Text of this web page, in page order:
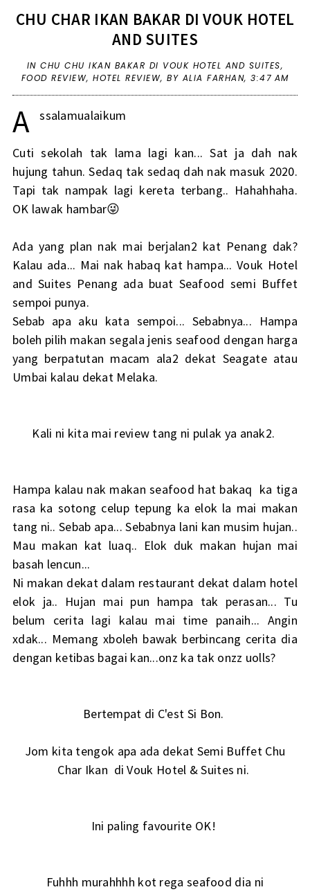
CHU CHAR IKAN BAKAR DI VOUK HOTEL
AND SUITES
INCHU CHU IKAN BAKAR DI VOUK HOTEL AND SUITES,
FOOD REVIEW, HOTEL REVIEW, BY ALIA FARHAN, 3:47 AM
A ssalamualaikum
Cuti sekolah tak lama lagi kan... Sat ja dah nak
hujung tahun. Sedaq tak sedaq dah nak masuk 2020.
Tapi tak nampak lagi kereta terbang.. Hahahhaha.
OK lawak hambar😜
Ada yang plan nak mai berjalan2 kat Penang dak?
Kalau ada... Mai nak habaq kat hampa... Vouk Hotel
and Suites Penang ada buat Seafood semi Buffet
sempoi punya.
Sebab apa aku kata sempoi... Sebabnya... Hampa
boleh pilih makan segala jenis seafood dengan harga
yang berpatutan macam ala2 dekat Seagate atau
Umbai kalau dekat Melaka.
Kali ni kita mai review tang ni pulak ya anak2.
Hampa kalau nak makan seafood hat bakaq ka tiga
rasa ka sotong celup tepung ka elok la mai makan
tang ni.. Sebab apa... Sebabnya lani kan musim hujan..
Mau makan kat luaq.. Elok duk makan hujan mai
basah lencun...
Ni makan dekat dalam restaurant dekat dalam hotel
elok ja.. Hujan mai pun hampa tak perasan... Tu
belum cerita lagi kalau mai time panaih... Angin
xdak... Memang xboleh bawak berbincang cerita dia
dengan ketibas bagai kan...onz ka tak onzz uolls?
Bertempat di C'est Si Bon.
Jom kita tengok apa ada dekat Semi Buffet Chu
Char Ikan di Vouk Hotel & Suites ni.
Ini paling favourite OK!
Fuhhh murahhhh kot rega seafood dia ni